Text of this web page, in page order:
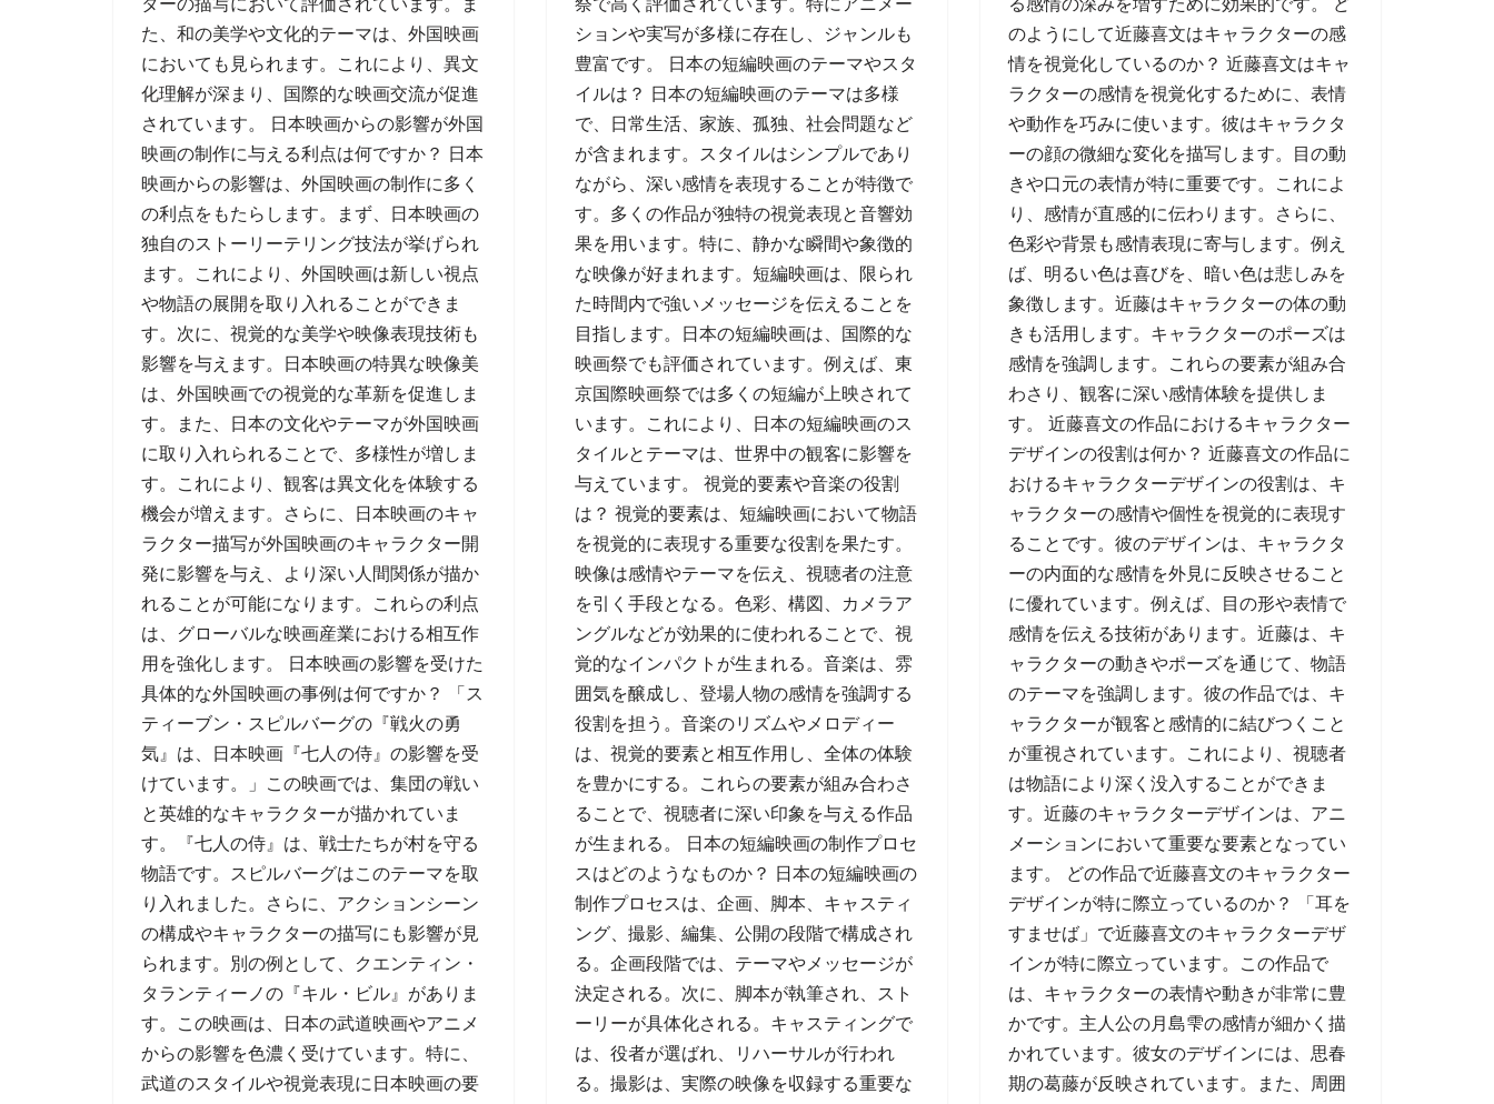
ターの描写において評価されています。ま
た、和の美学や文化的テーマは、外国映画
においても見られます。これにより、異文
化理解が深まり、国際的な映画交流が促進
されています。 日本映画からの影響が外国
映画の制作に与える利点は何ですか？ 日本
映画からの影響は、外国映画の制作に多く
の利点をもたらします。まず、日本映画の
独自のストーリーテリング技法が挙げられ
ます。これにより、外国映画は新しい視点
や物語の展開を取り入れることができま
す。次に、視覚的な美学や映像表現技術も
影響を与えます。日本映画の特異な映像美
は、外国映画での視覚的な革新を促進しま
す。また、日本の文化やテーマが外国映画
に取り入れられることで、多様性が増しま
す。これにより、観客は異文化を体験する
機会が増えます。さらに、日本映画のキャ
ラクター描写が外国映画のキャラクター開
発に影響を与え、より深い人間関係が描か
れることが可能になります。これらの利点
は、グローバルな映画産業における相互作
用を強化します。 日本映画の影響を受けた
具体的な外国映画の事例は何ですか？ 「ス
ティーブン・スピルバーグの『戦火の勇
気』は、日本映画『七人の侍』の影響を受
けています。」この映画では、集団の戦い
と英雄的なキャラクターが描かれていま
す。『七人の侍』は、戦士たちが村を守る
物語です。スピルバーグはこのテーマを取
り入れました。さらに、アクションシーン
の構成やキャラクターの描写にも影響が見
られます。別の例として、クエンティン・
タランティーノの『キル・ビル』がありま
す。この映画は、日本の武道映画やアニメ
からの影響を色濃く受けています。特に、
武道のスタイルや視覚表現に日本映画の要
祭で高く評価されています。特にアニメー
ションや実写が多様に存在し、ジャンルも
豊富です。 日本の短編映画のテーマやスタ
イルは？ 日本の短編映画のテーマは多様
で、日常生活、家族、孤独、社会問題など
が含まれます。スタイルはシンプルであり
ながら、深い感情を表現することが特徴で
す。多くの作品が独特の視覚表現と音響効
果を用います。特に、静かな瞬間や象徴的
な映像が好まれます。短編映画は、限られ
た時間内で強いメッセージを伝えることを
目指します。日本の短編映画は、国際的な
映画祭でも評価されています。例えば、東
京国際映画祭では多くの短編が上映されて
います。これにより、日本の短編映画のス
タイルとテーマは、世界中の観客に影響を
与えています。 視覚的要素や音楽の役割
は？ 視覚的要素は、短編映画において物語
を視覚的に表現する重要な役割を果たす。
映像は感情やテーマを伝え、視聴者の注意
を引く手段となる。色彩、構図、カメラア
ングルなどが効果的に使われることで、視
覚的なインパクトが生まれる。音楽は、雰
囲気を醸成し、登場人物の感情を強調する
役割を担う。音楽のリズムやメロディー
は、視覚的要素と相互作用し、全体の体験
を豊かにする。これらの要素が組み合わさ
ることで、視聴者に深い印象を与える作品
が生まれる。 日本の短編映画の制作プロセ
スはどのようなものか？ 日本の短編映画の
制作プロセスは、企画、脚本、キャスティ
ング、撮影、編集、公開の段階で構成され
る。企画段階では、テーマやメッセージが
決定される。次に、脚本が執筆され、スト
ーリーが具体化される。キャスティングで
は、役者が選ばれ、リハーサルが行われ
る。撮影は、実際の映像を収録する重要な
る感情の深みを増すために効果的です。 ど
のようにして近藤喜文はキャラクターの感
情を視覚化しているのか？ 近藤喜文はキャ
ラクターの感情を視覚化するために、表情
や動作を巧みに使います。彼はキャラクタ
ーの顔の微細な変化を描写します。目の動
きや口元の表情が特に重要です。これによ
り、感情が直感的に伝わります。さらに、
色彩や背景も感情表現に寄与します。例え
ば、明るい色は喜びを、暗い色は悲しみを
象徴します。近藤はキャラクターの体の動
きも活用します。キャラクターのポーズは
感情を強調します。これらの要素が組み合
わさり、観客に深い感情体験を提供しま
す。 近藤喜文の作品におけるキャラクター
デザインの役割は何か？ 近藤喜文の作品に
おけるキャラクターデザインの役割は、キ
ャラクターの感情や個性を視覚的に表現す
ることです。彼のデザインは、キャラクタ
ーの内面的な感情を外見に反映させること
に優れています。例えば、目の形や表情で
感情を伝える技術があります。近藤は、キ
ャラクターの動きやポーズを通じて、物語
のテーマを強調します。彼の作品では、キ
ャラクターが観客と感情的に結びつくこと
が重視されています。これにより、視聴者
は物語により深く没入することができま
す。近藤のキャラクターデザインは、アニ
メーションにおいて重要な要素となってい
ます。 どの作品で近藤喜文のキャラクター
デザインが特に際立っているのか？ 「耳を
すませば」で近藤喜文のキャラクターデザ
インが特に際立っています。この作品で
は、キャラクターの表情や動きが非常に豊
かです。主人公の月島雫の感情が細かく描
かれています。彼女のデザインには、思春
期の葛藤が反映されています。また、周囲